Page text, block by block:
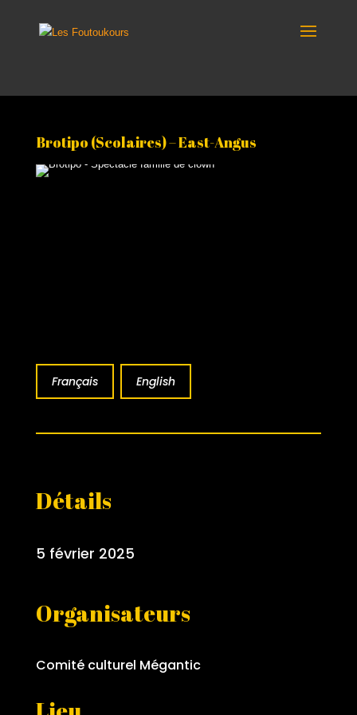
Brotipo (Scolaires) – East-Angus
Français English
Détails
5 février 2025
Organisateurs
Comité culturel Mégantic